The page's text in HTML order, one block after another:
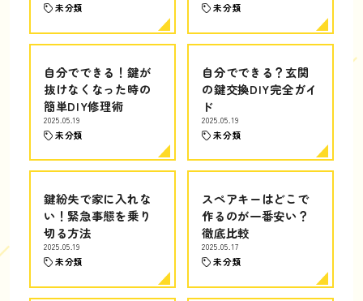
未分類 未分類
自分でできる！鍵が
抜けなくなった時の
簡単DIY修理術
2025.05.19
未分類
自分でできる？玄関
の鍵交換DIY完全ガイ
ド
2025.05.19
未分類
鍵紛失で家に入れな
い！緊急事態を乗り
切る方法
2025.05.19
未分類
スペアキーはどこで
作るのが一番安い？
徹底比較
2025.05.17
未分類